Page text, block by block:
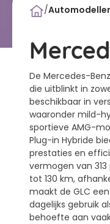
/
De Mercedes-
die uitblinkt in
beschikbaar in
waaronder mild-
sportieve AMG-
Plug-in Hybride
prestaties en
vermogen van
tot 130 km,
maakt de GLC
dagelijks gebruik
behoefte aan